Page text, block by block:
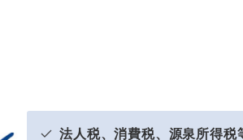
法人税、消費税、源泉所得税